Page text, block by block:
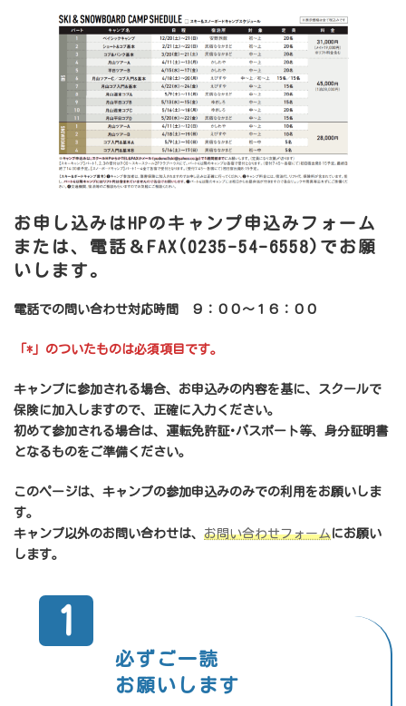
お申し込みはHPのキャンプ申込みフォーム
または、電話＆FAX(0235-54-6558)でお願
いします。
電話での問い合わせ対応時間 ９：００～１６：００
「*」のついたものは必須項目です。
キャンプに参加される場合、お申込みの内容を基に、スクールで
保険に加入しますので、正確に入力ください。
初めて参加される場合は、運転免許証･パスポート等、身分証明書
となるものをご準備ください。
このページは、キャンプの参加申込みのみでの利用をお願いしま
す。
キャンプ以外のお問い合わせは、 お問い合わせフォームにお願い
します。
1
必ずご一読
お願いします